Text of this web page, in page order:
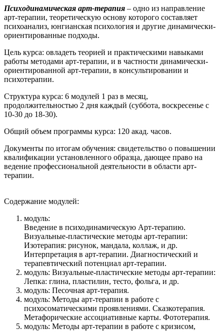
Психодинамическая арт-терапия – одно из направление
арт-терапии, теоретическую основу которого составляет
психоанализ, юнгианская психология и другие динамически-
ориентированные подходы.
Цель курса: овладеть теорией и практическими навыками
работы методами арт-терапии, и в частности динамически-
ориентированной арт-терапии, в консультировании и
психотерапии.
Структура курса: 6 модулей 1 раз в месяц,
продолжительностью 2 дня каждый (суббота, воскресенье с
10-30 до 18-30).
Общий объем программы курса: 120 акад. часов.
Документы по итогам обучения: свидетельство о повышении
квалификации установленного образца, дающее право на
ведение профессиональной деятельности в области арт-
терапии.
Содержание модулей:
модуль:
Введение в психодинамическую Арт-терапию.
Визуальные-пластические методы арт-терапии:
Изотерапия: рисунок, мандала, коллаж, и др.
Интерпретация в арт-терапии. Диагностический и
терапевтический потенциал арт-терапии.
модуль: Визуальные-пластические методы арт-терапии:
Лепка: глина, пластилин, тесто, фольга, и др.
модуль: Песочная арт-терапия.
модуль: Методы арт-терапии в работе с
психосоматическими проявлениями. Сказкотерапия.
Метафорические ассоциативные карты. Фототерапия.
модуль: Методы арт-терапии в работе с кризисом,